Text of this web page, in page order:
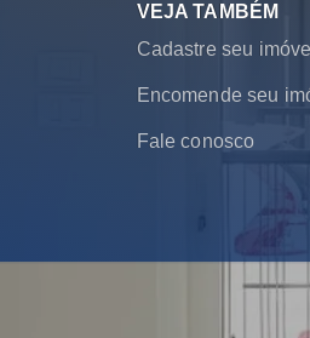
VEJA TAMBÉM
Cadastre seu imóvel
Encomende seu
Fale conosco